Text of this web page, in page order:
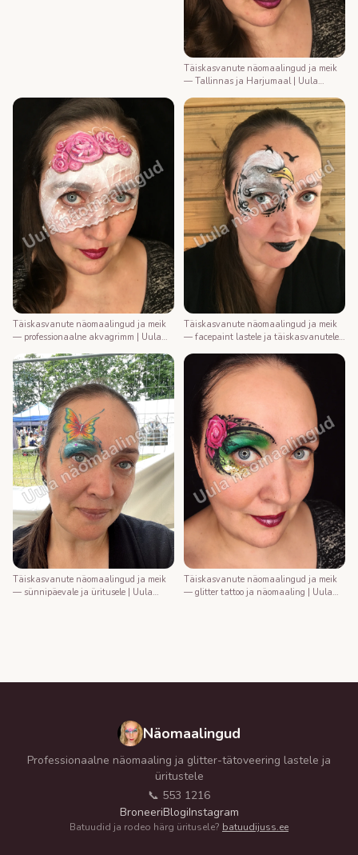
Täiskasvanute näomaalingud ja meik
— Tallinnas ja Harjumaal | Uula
Täiskasvanute näomaalingud ja meik
— professionaalne akvagrimm | Uula
Täiskasvanute näomaalingud ja meik
— facepaint lastele ja täiskasvanutele |
Täiskasvanute näomaalingud ja meik
— sünnipäevale ja üritusele | Uula
Täiskasvanute näomaalingud ja meik
— glitter tattoo ja näomaaling | Uula
Näomaalingud
Professionaalne näomaaling ja glitter-tätoveering lastele ja
üritustele
📞 553 1216
BroneeriBlogiInstagram
Batuudid ja rodeo härg üritusele? batuudijuss.ee